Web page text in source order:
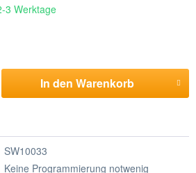
3 Werktage
In den Warenkorb
SW10033
Keine Programmierung notwenig